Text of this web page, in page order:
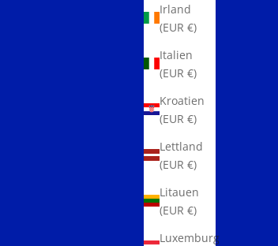
Irland
(EUR €)
Italien
(EUR €)
Kroatien
(EUR €)
Lettland
(EUR €)
Litauen
(EUR €)
Luxemburg